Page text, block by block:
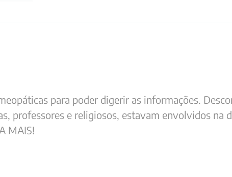
para poder digerir as informações.
professores e religiosos, estavam envolvidos na
MAIS!